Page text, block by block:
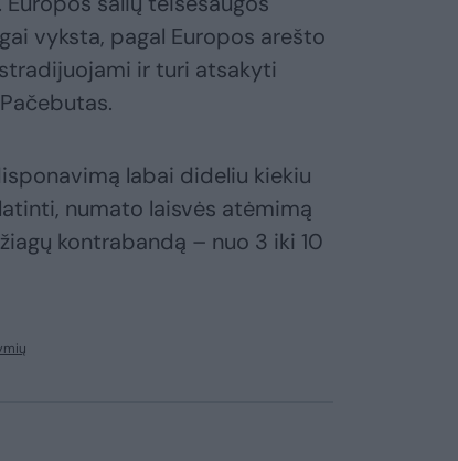
vyksta, pagal Europos arešto
ir turi atsakyti
labai dideliu kiekiu
numato laisvės atėmimą
kontrabandą – nuo 3 iki 10